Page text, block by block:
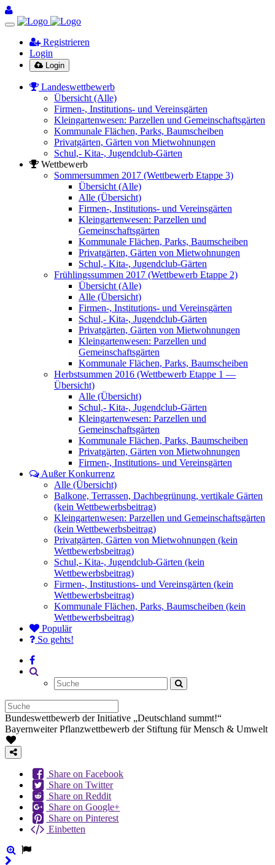
Registrieren
Login
Login
Landeswettbewerb
Übersicht (Alle)
Firmen-, Institutions- und Vereinsgärten
Kleingartenwesen: Parzellen und Gemeinschaftsgärten
Kommunale Flächen, Parks, Baumscheiben
Privatgärten, Gärten von Mietwohnungen
Schul,- Kita-, Jugendclub-Gärten
Wettbewerb
Sommersummen 2017 (Wettbewerb Etappe 3)
Übersicht (Alle)
Alle (Übersicht)
Firmen-, Institutions- und Vereinsgärten
Kleingartenwesen: Parzellen und
Gemeinschaftsgärten
Kommunale Flächen, Parks, Baumscheiben
Privatgärten, Gärten von Mietwohnungen
Schul,- Kita-, Jugendclub-Gärten
Frühlingssummen 2017 (Wettbewerb Etappe 2)
Übersicht (Alle)
Alle (Übersicht)
Firmen-, Institutions- und Vereinsgärten
Schul,- Kita-, Jugendclub-Gärten
Privatgärten, Gärten von Mietwohnungen
Kleingartenwesen: Parzellen und
Gemeinschaftsgärten
Kommunale Flächen, Parks, Baumscheiben
Herbstsummen 2016 (Wettbewerb Etappe 1 —
Übersicht)
Alle (Übersicht)
Schul,- Kita-, Jugendclub-Gärten
Kleingartenwesen: Parzellen und
Gemeinschaftsgärten
Kommunale Flächen, Parks, Baumscheiben
Privatgärten, Gärten von Mietwohnungen
Firmen-, Institutions- und Vereinsgärten
Außer Konkurrenz
Alle (Übersicht)
Balkone, Terrassen, Dachbegrünung, vertikale Gärten
(kein Wettbewerbsbeitrag)
Kleingartenwesen: Parzellen und Gemeinschaftsgärten
(kein Wettbewerbsbeitrag)
Privatgärten, Gärten von Mietwohnungen (kein
Wettbewerbsbeitrag)
Schul,- Kita-, Jugendclub-Gärten (kein
Wettbewerbsbeitrag)
Firmen-, Institustions- und Vereinsgärten (kein
Wettbewerbsbeitrag)
Kommunale Flächen, Parks, Baumscheiben (kein
Wettbewerbsbeitrag)
Populär
So gehts!
Bundeswettbewerb der Initiative „Deutschland summt!“
Bayernweiter Pflanzwettbewerb der Stiftung für Mensch & Umwelt
Share on Facebook
Share on Twitter
Share on Reddit
Share on Google+
Share on Pinterest
Einbetten